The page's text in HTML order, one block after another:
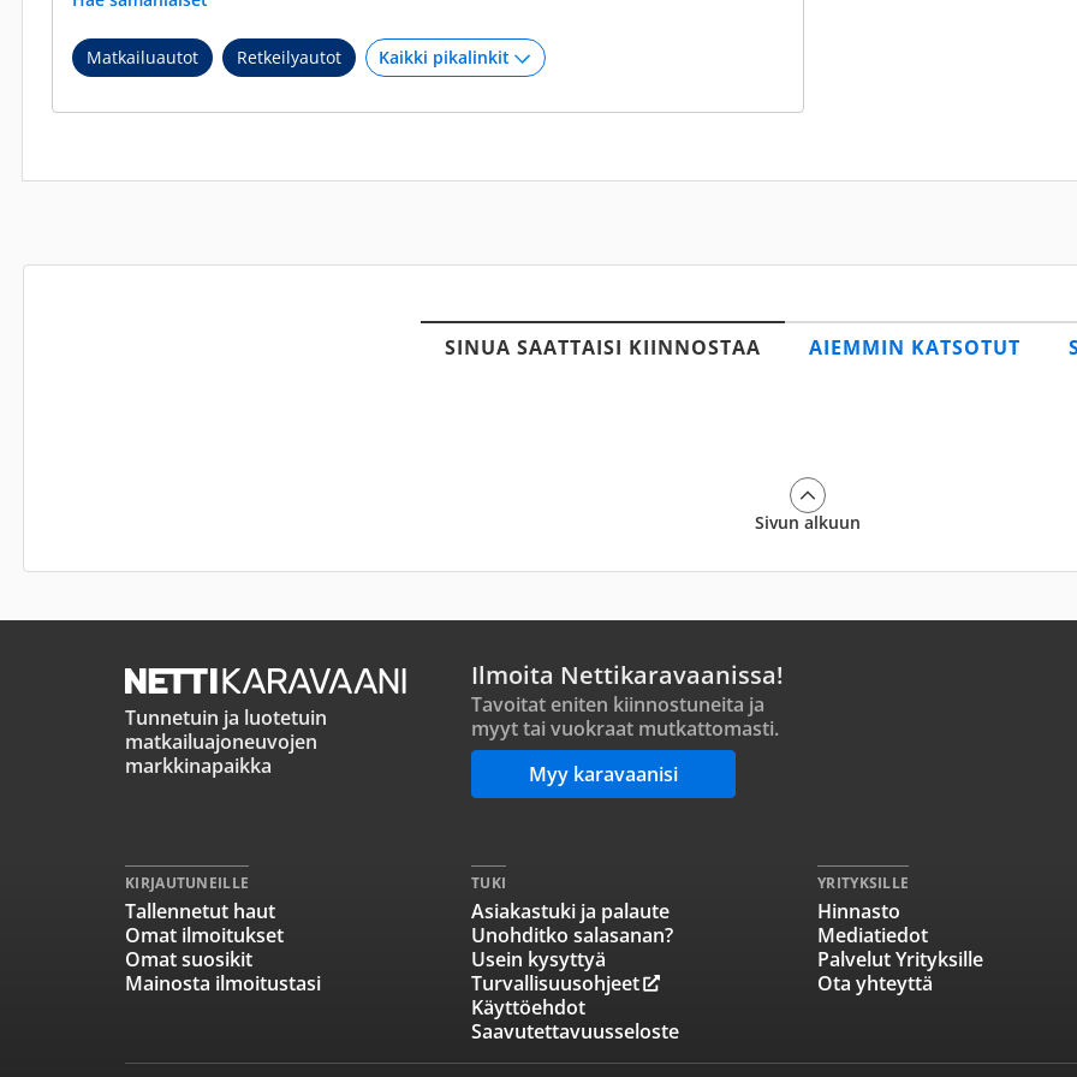
Matkailuautot Retkeilyautot
SINUA SAATTAISI KIINNOSTAA AIEMMIN KATSOTUT
Sivun alkuun
Tunnetuin ja luotetuin
matkailuajoneuvojen
markkinapaikka
Ilmoita Nettikaravaanissa!
Tavoitat eniten kiinnostuneita ja
myyt tai vuokraat mutkattomasti.
Myy karavaanisi
KIRJAUTUNEILLE
Tallennetut haut
Omat ilmoitukset
Omat suosikit
Mainosta ilmoitustasi
TUKI
Asiakastuki ja palaute
Unohditko salasanan?
Usein kysyttyä
Turvallisuusohjeet
Käyttöehdot
Saavutettavuusseloste
YRITYKSILLE
Hinnasto
Mediatiedot
Palvelut Yrityksille
Ota yhteyttä